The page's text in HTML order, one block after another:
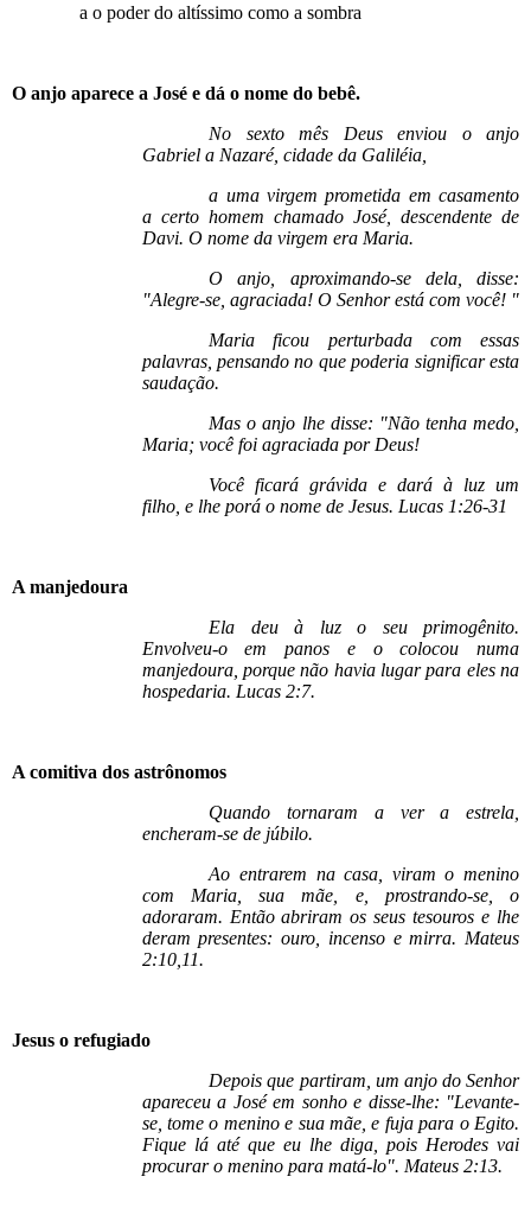
a o poder do altíssimo como a sombra
O anjo aparece a José e dá o nome do bebê.
No sexto mês Deus enviou o anjo
Gabriel a Nazaré, cidade da Galiléia,
a uma virgem prometida em casamento
a certo homem chamado José, descendente de
Davi. O nome da virgem era Maria.
O anjo, aproximando-se dela, disse:
"Alegre-se, agraciada! O Senhor está com você! "
Maria ficou perturbada com essas
palavras, pensando no que poderia significar esta
saudação.
Mas o anjo lhe disse: "Não tenha medo,
Maria; você foi agraciada por Deus!
Você ficará grávida e dará à luz um
filho, e lhe porá o nome de Jesus. Lucas 1:26-31
A manjedoura
Ela deu à luz o seu primogênito.
Envolveu-o em panos e o colocou numa
manjedoura, porque não havia lugar para eles na
hospedaria. Lucas 2:7.
A comitiva dos astrônomos
Quando tornaram a ver a estrela,
encheram-se de júbilo.
Ao entrarem na casa, viram o menino
com Maria, sua mãe, e, prostrando-se, o
adoraram. Então abriram os seus tesouros e lhe
deram presentes: ouro, incenso e mirra. Mateus
2:10,11.
Jesus o refugiado
Depois que partiram, um anjo do Senhor
apareceu a José em sonho e disse-lhe: "Levante-
se, tome o menino e sua mãe, e fuja para o Egito.
Fique lá até que eu lhe diga, pois Herodes vai
procurar o menino para matá-lo". Mateus 2:13.